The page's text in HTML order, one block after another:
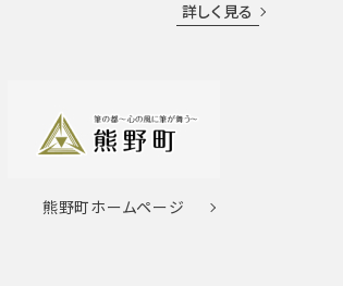
詳しく見る
熊野町ホームページ